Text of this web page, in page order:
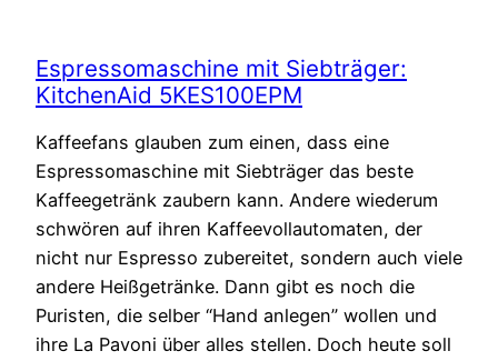
Espressomaschine mit Siebträger:
KitchenAid 5KES100EPM
Kaffeefans glauben zum einen, dass eine
Espressomaschine mit Siebträger das beste
Kaffeegetränk zaubern kann. Andere wiederum
schwören auf ihren Kaffeevollautomaten, der
nicht nur Espresso zubereitet, sondern auch viele
andere Heißgetränke. Dann gibt es noch die
Puristen, die selber “Hand anlegen” wollen und
ihre La Pavoni über alles stellen. Doch heute soll